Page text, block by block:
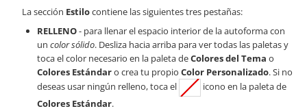
La sección Estilocontiene las siguientes tres pestañas:
RELLENO- para llenar el espacio interior de la autoforma con
un color sólido. Desliza hacia arriba para ver todas las paletas y
toca el color necesario en la paleta deColores del Tema o
Colores Estándaro crea tu propio Color Personalizado. Si no
deseas usar ningún relleno, toca el
icono en la paleta de
Colores Estándar.